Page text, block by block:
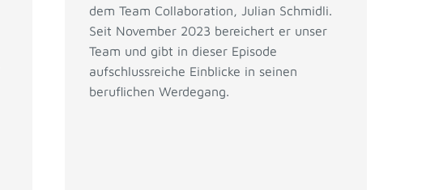
dem Team Collaboration, Julian Schmidli.
Seit November 2023 bereichert er unser
Team und gibt in dieser Episode
aufschlussreiche Einblicke in seinen
beruflichen Werdegang.